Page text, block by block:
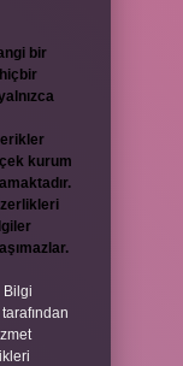
bir
kurum
Bilgi